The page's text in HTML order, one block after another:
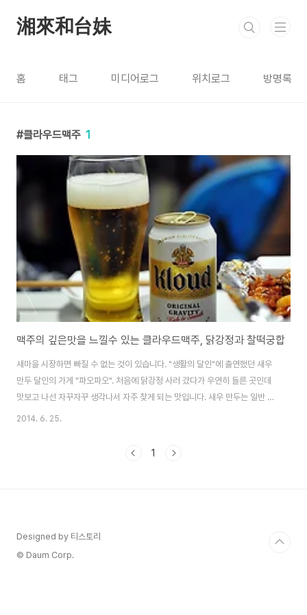
湘來和台妹
홈 태그 미디어로그 위치로그 방명록
클라우드맥주 1
맥주의 깊은맛을 느낄수 있는 클라우드맥주, 닭강정과 찰떡궁합
새마을 시장하면 빠질 수 없는 것이 있습니다. "생활의 달인"에 출연했던 새우
만두 달인의 가게 "파오파오". 처음에 닭강정 사러 갔다가 우연히 들른 곳인데
맛보고 나선 자꾸자꾸 생각나서 자주 찾게 되는 맛입니다. 새우 만두는 일반 만
두와 달리 롤처럼 말려 있습니다.닭강정 사러 갔다가 닭강정만으로는 부족할
라우드 맥주와 안주 조합은 딱~좋네요.클라우드맥주가 전지현 맥주로도 유명
2014. 6. 25.
1
Designed by 티스토리
© Daum Corp.